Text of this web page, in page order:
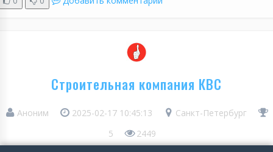
Строительная компания КВС
Аноним 2025-02-17 10:45:13
Санкт-Петербург
5
2449